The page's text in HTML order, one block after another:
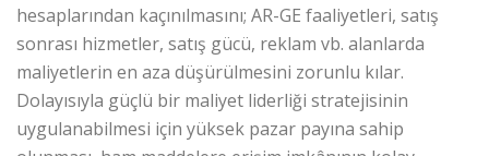
hesaplarından kaçınılmasını; AR-GE faaliyetleri, satış
sonrası hizmetler, satış gücü, reklam vb. alanlarda
maliyetlerin en aza düşürülmesini zorunlu kılar.
Dolayısıyla güçlü bir maliyet liderliği stratejisinin
uygulanabilmesi için yüksek pazar payına sahip